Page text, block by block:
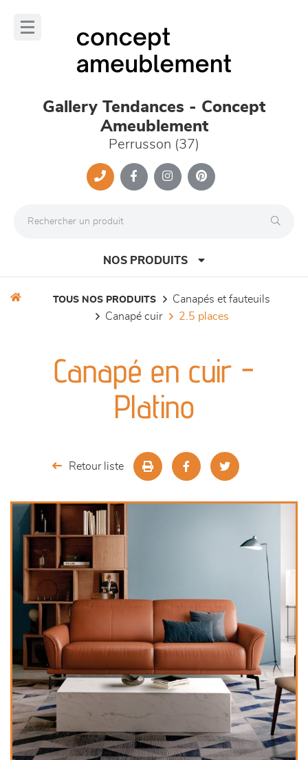
Gallery Tendances - Concept
Ameublement
Perrusson (37)
NOS PRODUITS
séjours
meubles de complément
décoration
TOUS NOS PRODUITS
canapés et fauteuils
canapé cuir
2.5 places
Canapé en cuir -
Platino
Retour liste